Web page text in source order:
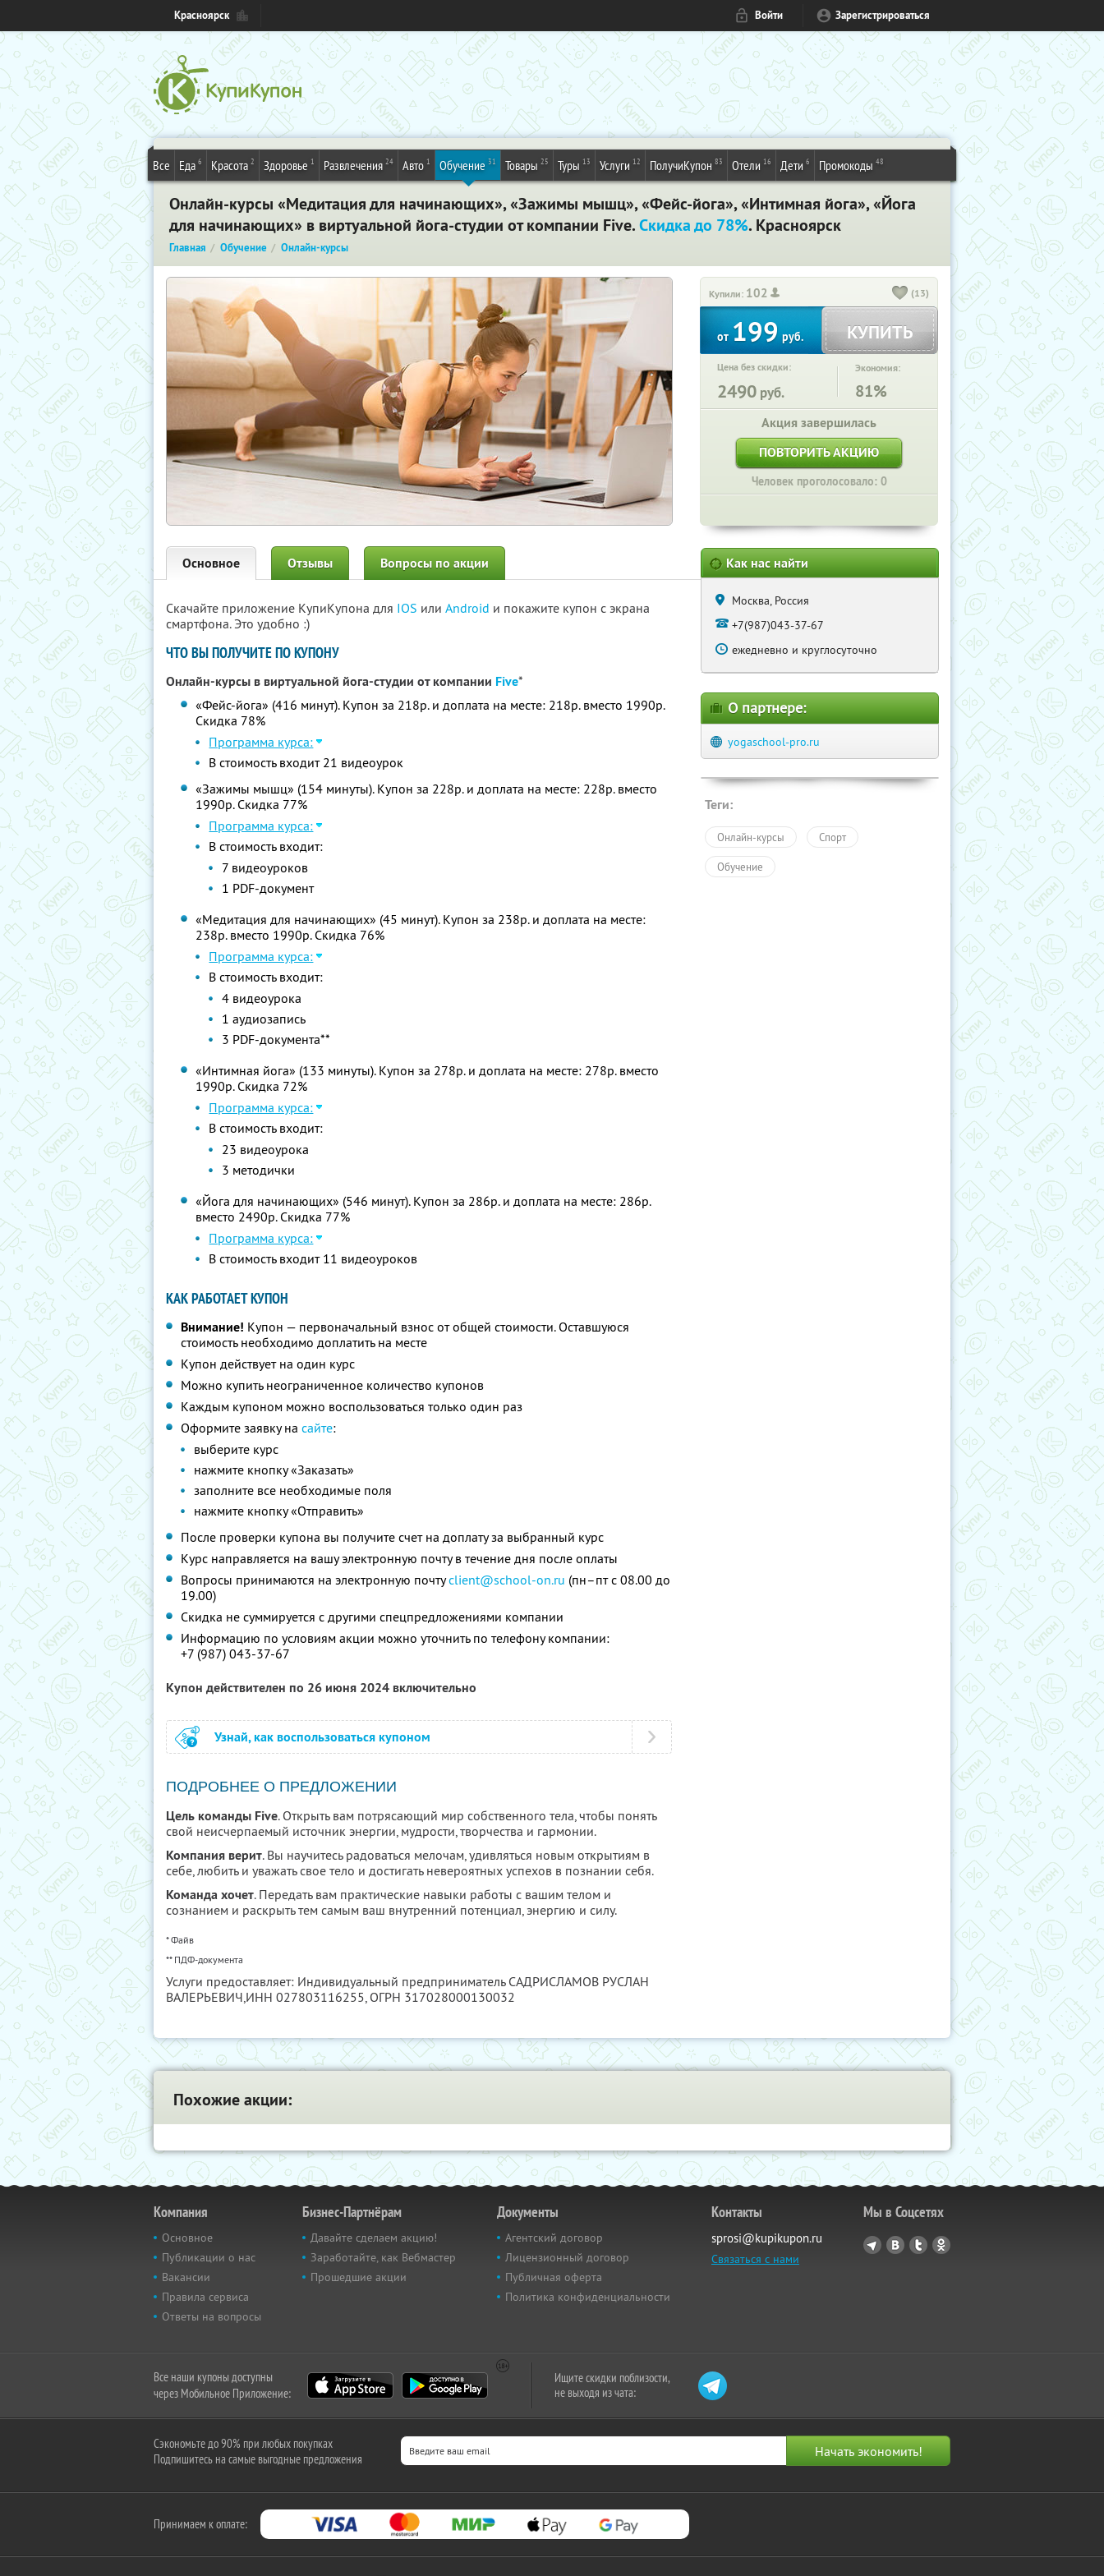
Красноярск Войти Зарегистрироваться
Все Еда 6 Красота 2 Здоровье 1 Развлечения 24 Авто 1 Обучение 31 Товары 25 Туры 13 Услуги 12 ПолучиКупон 83 Отели 16 Дети 6 Промокоды 48
Онлайн-курсы «Медитация для начинающих», «Зажимы мышц», «Фейс-йога», «Интимная йога», «Йога
для начинающих» в виртуальной йога-студии от компании Five.Скидка до 78%. Красноярск
Главная Обучение Онлайн-курсы
Купили: 102 (13)
от199руб. КУПИТЬ
Цена без скидки:
2490 руб.
Экономия:
81%
Акция завершилась
ПОВТОРИТЬ АКЦИЮ
Человек проголосовало: 0
Основное Отзывы Вопросы по акции
Скачайте приложение КупиКупона для IOS или Android и покажите купон с экрана
смартфона. Это удобно :)
ЧТО ВЫ ПОЛУЧИТЕ ПО КУПОНУ
Онлайн-курсы в виртуальной йога-студии от компании Five*
«Фейс-йога» (416 минут). Купон за 218р. и доплата на месте: 218р. вместо 1990р.
Скидка 78%
Программа курса:
В стоимость входит 21 видеоурок
«Зажимы мышц» (154 минуты). Купон за 228р. и доплата на месте: 228р. вместо
1990р. Скидка 77%
Программа курса:
В стоимость входит:
7 видеоуроков
1 PDF-документ
«Медитация для начинающих» (45 минут). Купон за 238р. и доплата на месте:
238р. вместо 1990р. Скидка 76%
Программа курса:
В стоимость входит:
4 видеоурока
1 аудиозапись
3 PDF-документа**
«Интимная йога» (133 минуты). Купон за 278р. и доплата на месте: 278р. вместо
1990р. Скидка 72%
Программа курса:
В стоимость входит:
23 видеоурока
3 методички
«Йога для начинающих» (546 минут). Купон за 286р. и доплата на месте: 286р.
вместо 2490р. Скидка 77%
Программа курса:
В стоимость входит 11 видеоуроков
КАК РАБОТАЕТ КУПОН
Внимание! Купон — первоначальный взнос от общей стоимости. Оставшуюся
стоимость необходимо доплатить на месте
Купон действует на один курс
Можно купить неограниченное количество купонов
Каждым купоном можно воспользоваться только один раз
Оформите заявку на сайте:
выберите курс
нажмите кнопку «Заказать»
заполните все необходимые поля
нажмите кнопку «Отправить»
После проверки купона вы получите счет на доплату за выбранный курс
Курс направляется на вашу электронную почту в течение дня после оплаты
Вопросы принимаются на электронную почтуclient@school-on.ru (пн–пт с 08.00 до
19.00)
Скидка не суммируется с другими спецпредложениями компании
Информацию по условиям акции можно уточнить по телефону компании:
+7 (987) 043-37-67
Купон действителен по 26 июня 2024 включительно
Узнай, как воспользоваться купоном
ПОДРОБНЕЕ О ПРЕДЛОЖЕНИИ
Цель команды Five. Открыть вам потрясающий мир собственного тела, чтобы понять
свой неисчерпаемый источник энергии, мудрости, творчества и гармонии.
Компания верит. Вы научитесь радоваться мелочам, удивляться новым открытиям в
себе, любить и уважать свое тело и достигать невероятных успехов в познании себя.
Команда хочет. Передать вам практические навыки работы с вашим телом и
сознанием и раскрыть тем самым ваш внутренний потенциал, энергию и силу.
* Файв
** ПДФ-документа
Услуги предоставляет: Индивидуальный предприниматель САДРИСЛАМОВ РУСЛАН
ВАЛЕРЬЕВИЧ,ИНН 027803116255, ОГРН 317028000130032
Как нас найти
Москва, Россия
+7(987)043-37-67
ежедневно и круглосуточно
О партнере:
yogaschool-pro.ru
Теги:
Онлайн-курсы Спорт
Обучение
Похожие акции:
Компания
Основное
Публикации о нас
Вакансии
Правила сервиса
Ответы на вопросы
Бизнес-Партнёрам
Давайте сделаем акцию!
Заработайте, как Вебмастер
Прошедшие акции
Документы
Агентский договор
Лицензионный договор
Публичная оферта
Политика конфиденциальности
Контакты
sprosi@kupikupon.ru
Связаться с нами
Мы в Соцсетях
Все наши купоны доступны
через Мобильное Приложение:
Ищите скидки поблизости,
не выходя из чата:
Сэкономьте до 90% при любых покупках
Подпишитесь на самые выгодные предложения
Принимаем к оплате: